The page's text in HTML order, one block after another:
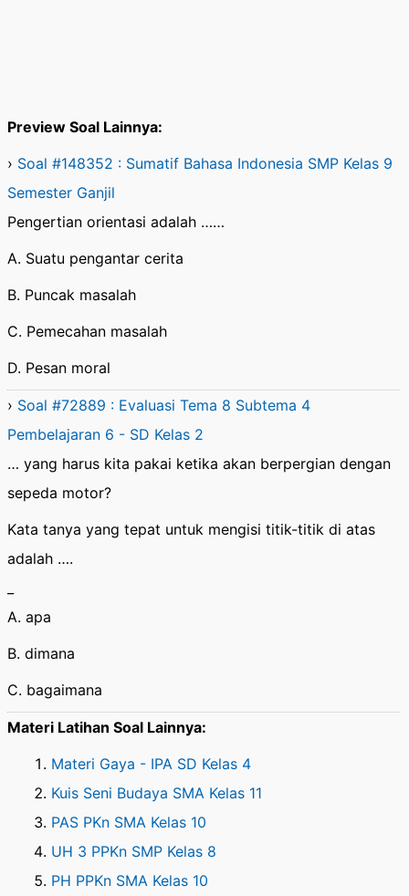
Preview Soal Lainnya:
› Soal #148352 : Sumatif Bahasa Indonesia SMP Kelas 9
Semester Ganjil
Pengertian orientasi adalah ……
A. Suatu pengantar cerita
B. Puncak masalah
C. Pemecahan masalah
D. Pesan moral
› Soal #72889 : Evaluasi Tema 8 Subtema 4
Pembelajaran 6 - SD Kelas 2
… yang harus kita pakai ketika akan berpergian dengan
sepeda motor?
Kata tanya yang tepat untuk mengisi titik-titik di atas
adalah ….
A. apa
B. dimana
C. bagaimana
Materi Latihan Soal Lainnya:
Materi Gaya - IPA SD Kelas 4
Kuis Seni Budaya SMA Kelas 11
PAS PKn SMA Kelas 10
UH 3 PPKn SMP Kelas 8
PH PPKn SMA Kelas 10